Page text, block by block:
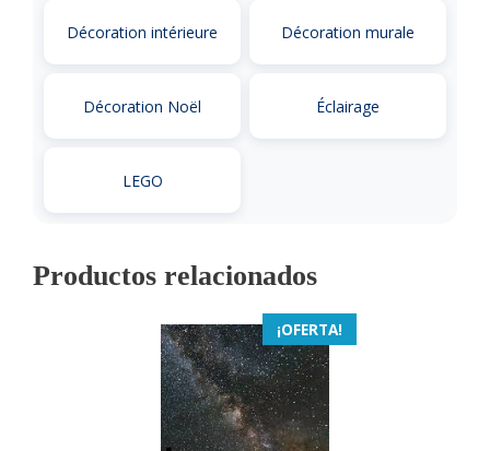
Décoration intérieure Décoration murale
Décoration Noël Éclairage
LEGO
Productos relacionados
¡OFERTA!